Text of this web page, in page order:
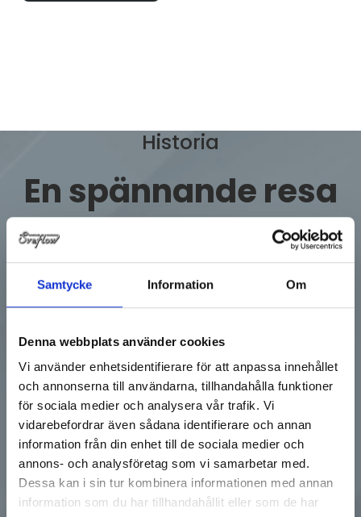
Samtycke Information Om
Denna webbplats använder cookies
Vi använder enhetsidentifierare för att anpassa innehållet
och annonserna till användarna, tillhandahålla funktioner
för sociala medier och analysera vår trafik. Vi
vidarebefordrar även sådana identifierare och annan
information från din enhet till de sociala medier och
annons- och analysföretag som vi samarbetar med.
Dessa kan i sin tur kombinera informationen med annan
information som du har tillhandahållit eller som de har
Historia
En spännande resa
tar sin början
Sveflows resa började redan år 1986 i en källarlokal i
Sollentuna, när grundaren Lars skapade bolaget. Innan
Bröderne Herrmann, ett bolag inom processutrustning,
där han drev alla processer själv. Tanken slog honom
att han kunde göra detta i egen regi och strax därefter
grundades Sveflow.